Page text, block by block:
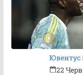
Ювентус
22